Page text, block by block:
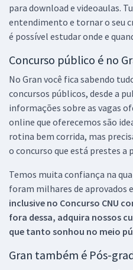
para download e videoaulas.
entendimento e tornar o seu
é possível estudar onde e
Concurso público é no
No Gran você fica sabendo
concursos públicos, desde a
informações sobre as vagas
online que oferecemos são
rotina bem corrida, mas
o concurso que está prestes a
Temos muita confiança na
foram milhares de aprovados
inclusive no Concurso CNU
fora dessa, adquira nossos
que tanto sonhou no meio
Gran também é Pós-